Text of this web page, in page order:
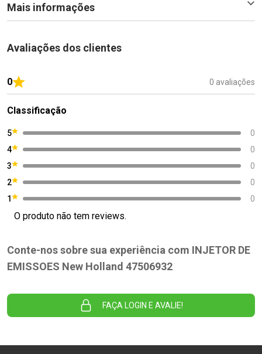
Mais informações
Avaliações dos clientes
0 0 avaliações
Classificação
5
0
4
0
3
0
2
0
1
0
O produto não tem reviews.
Conte-nos sobre sua experiência com INJETOR DE
EMISSOES New Holland 47506932
FAÇA LOGIN E AVALIE!